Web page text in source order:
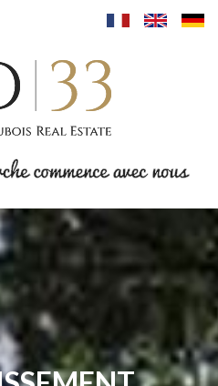
MESS
PFAFFENTHALL